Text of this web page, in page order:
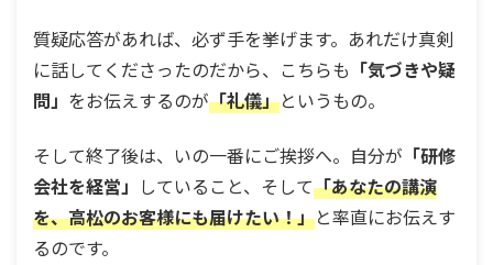
質疑応答があれば、必ず手を挙げます。あれだけ真剣
に話してくださったのだから、こちらも 「気づきや疑
問」 をお伝えするのが「礼儀」というもの。
そして終了後は、いの一番にご挨拶へ。自分が 「研修
会社を経営」 していること、そして「あなたの講演
を、高松のお客様にも届けたい！」と率直にお伝えす
るのです。